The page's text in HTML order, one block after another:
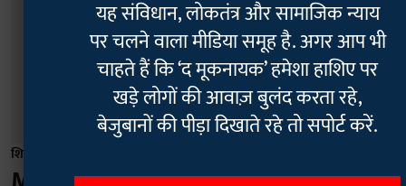
शिक्षा
यह संविधान, लोकतंत्र और सामाजिक न्याय
पर चलने वाला मीडिया समूह है. अगर आप भी
चाहते हैं कि ‘द मूकनायक’ हमेशा हाशिए पर
खड़े लोगों की आवाज़ बुलंद करता रहे,
बेजुबानों की पीड़ा दिखाते रहे तो सपोर्ट करें.